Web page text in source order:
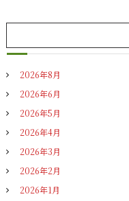
2026年8月
2026年6月
2026年5月
2026年4月
2026年3月
2026年2月
2026年1月